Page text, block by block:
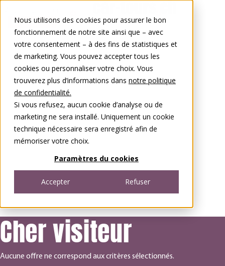
Nous utilisons des cookies pour assurer le bon
fonctionnement de notre site ainsi que – avec
votre consentement – à des fins de statistiques et
de marketing. Vous pouvez accepter tous les
cookies ou personnaliser votre choix. Vous
trouverez plus d’informations dans notre politique
de confidentialité.
Si vous refusez, aucun cookie d’analyse ou de
marketing ne sera installé. Uniquement un cookie
technique nécessaire sera enregistré afin de
mémoriser votre choix.
Paramètres du cookies
Accepter Refuser
0848 00 77 88
Cher visiteur
Aucune offre ne correspond aux critères sélectionnés.